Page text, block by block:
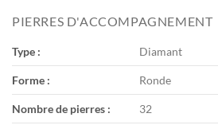
PIERRES D'ACCOMPAGNEMENT
Type : Diamant
Forme : Ronde
Nombre de pierres : 32